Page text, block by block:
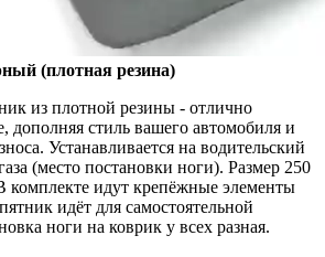
(плотная резина)
из плотной резины - отлично
дополняя стиль вашего автомобиля и
Устанавливается на водительский
(место постановки ноги). Размер 250
идут крепёжные элементы
идёт для самостоятельной
ноги на коврик у всех разная.